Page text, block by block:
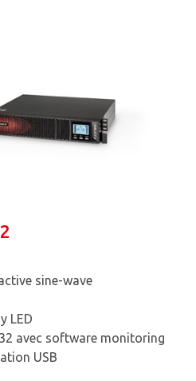
sine-wave
LED
avec software monitoring
USB